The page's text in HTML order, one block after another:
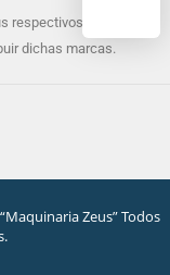
respectivos dueños
dichas marcas.
Zeus” Todos